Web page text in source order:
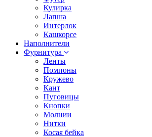
Кулирка
Лапша
Интерлок
Кашкорсе
Наполнители
Фурнитура
Ленты
Помпоны
Кружево
Кант
Пуговицы
Кнопки
Молнии
Нитки
Косая бейка